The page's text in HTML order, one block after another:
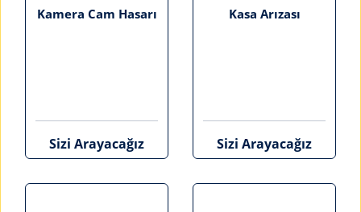
Kamera Cam Hasarı
Sizi Arayacağız
Kasa Arızası
Sizi Arayacağız